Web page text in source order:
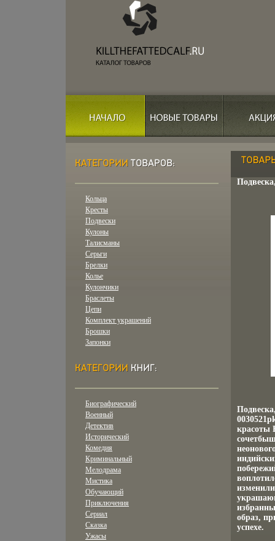
Кольца
Кресты
Подвески
Кулоны
Талисманы
Серьги
Брелки
Колье
Кулончики
Браслеты
Цепи
Комплект украшений
Брошки
Запонки
Биографический
Военный
Детектив
Исторический
Комедия
Криминальный
Мелодрама
Мистика
Обучающий
Приключения
Сериал
Сказка
Ужасы
красоты
образ,
успехе.